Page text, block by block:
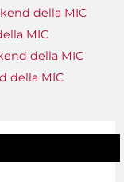
della MIC
MIC
della MIC
della MIC